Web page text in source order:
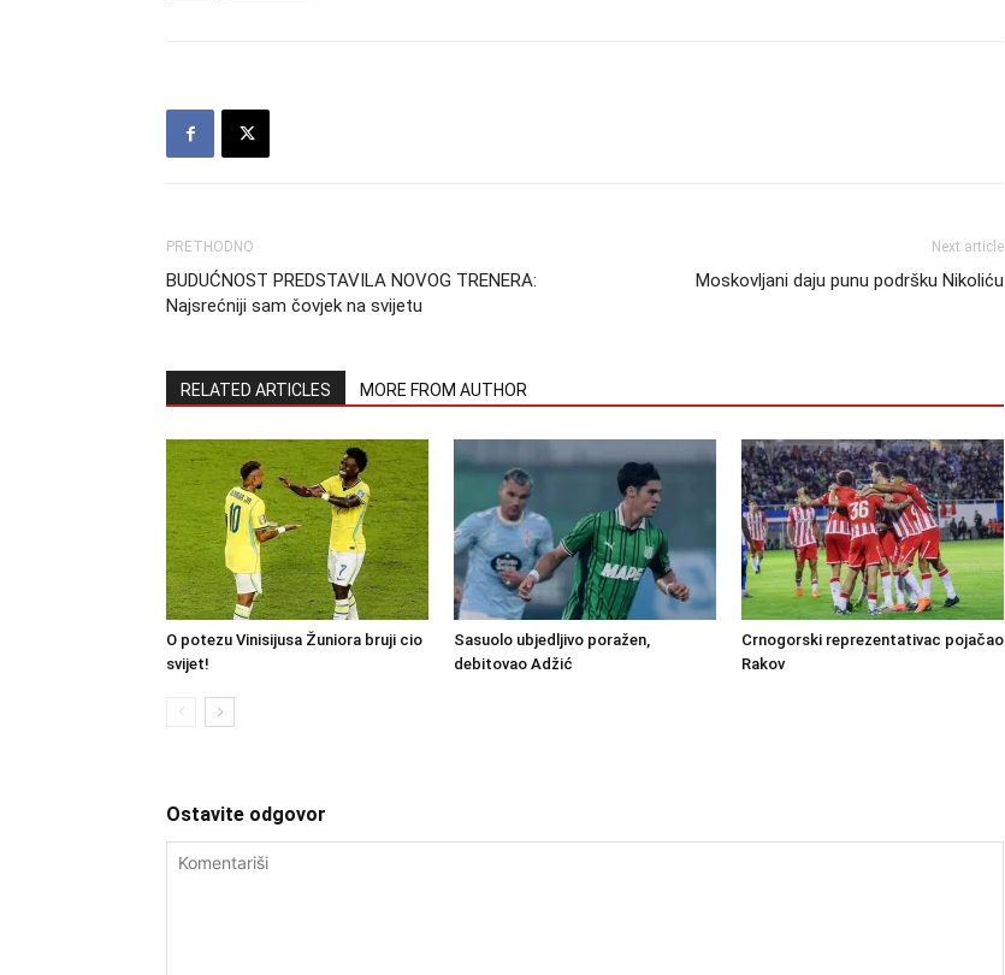
PRETHODNO
BUDUĆNOST PREDSTAVILA NOVOG TRENERA:
Najsrećniji sam čovjek na svijetu
Next article
Moskovljani daju punu podršku Nikoliću
RELATED ARTICLES MORE FROM AUTHOR
O potezu Vinisijusa Žuniora bruji cio
svijet!
Sasuolo ubjedljivo poražen,
debitovao Adžić
Crnogorski reprezentativac pojačao
Rakov
Ostavite odgovor